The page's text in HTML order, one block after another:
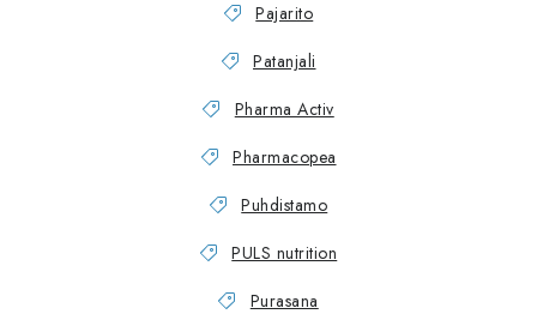
Pajarito
Patanjali
Pharma Activ
Pharmacopea
Puhdistamo
PULS nutrition
Purasana